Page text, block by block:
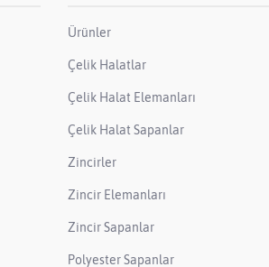
Ürünler
Çelik Halatlar
Çelik Halat Elemanları
Çelik Halat Sapanlar
Zincirler
Zincir Elemanları
Zincir Sapanlar
Polyester Sapanlar